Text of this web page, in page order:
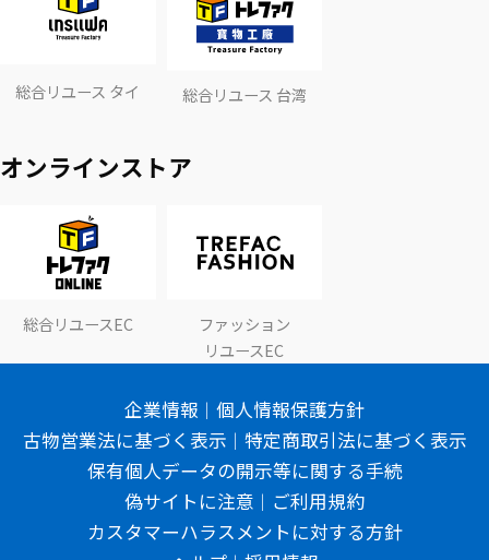
総合リユース タイ 総合リユース 台湾
オンラインストア
総合リユースEC
ファッション
リユースEC
企業情報
個人情報保護方針
古物営業法に基づく表示
特定商取引法に基づく表示
保有個人データの開示等に関する手続
偽サイトに注意
ご利用規約
カスタマーハラスメントに対する方針